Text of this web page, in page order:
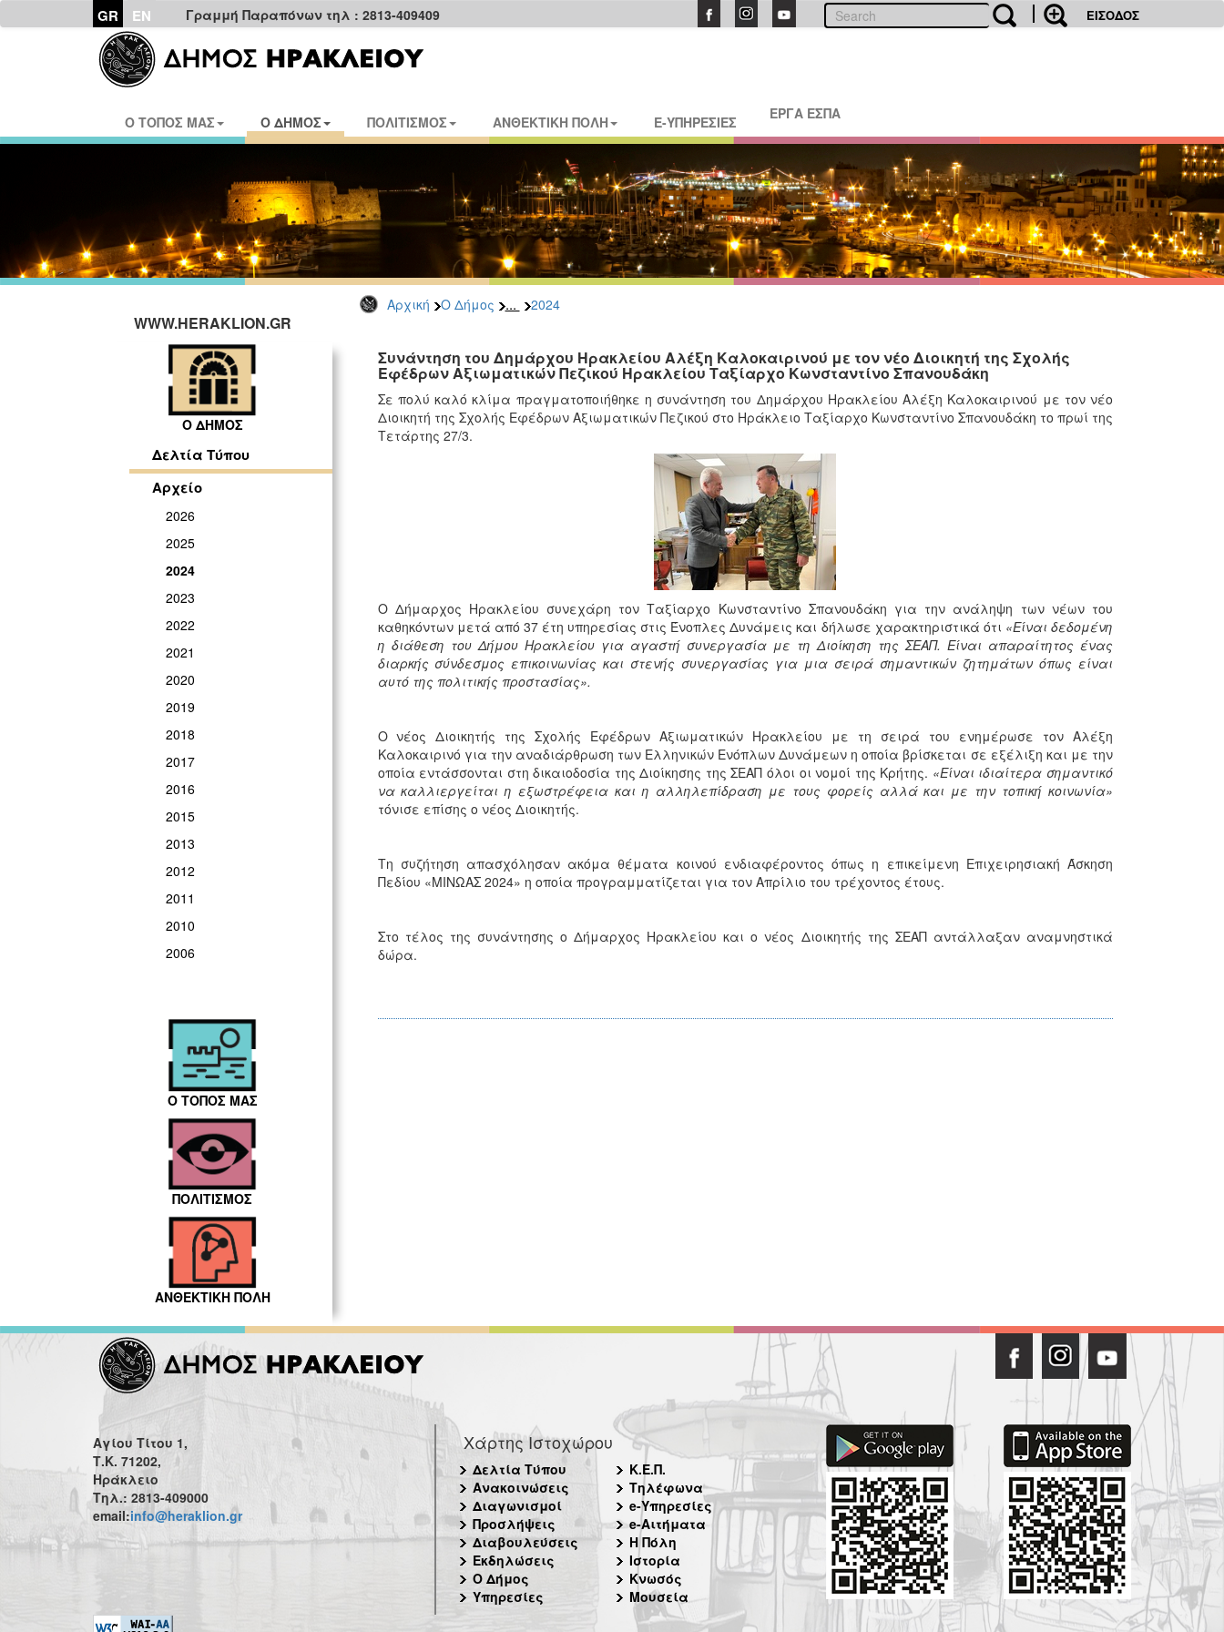
GR EN Γραμμή Παραπόνων τηλ : 2813-409409 ΕΙΣΟΔΟΣ
Ο ΤΟΠΟΣ ΜΑΣ Ο ΔΗΜΟΣ ΠΟΛΙΤΙΣΜΟΣ ΑΝΘΕΚΤΙΚΗ ΠΟΛΗ E-ΥΠΗΡΕΣΙΕΣ ΕΡΓΑ ΕΣΠΑ
Αρχική Ο Δήμος ... 2024
WWW.HERAKLION.GR
Ο ΔΗΜΟΣ
Δελτία Τύπου
Αρχείο
2026
2025
2024
2023
2022
2021
2020
2019
2018
2017
2016
2015
2013
2012
2011
2010
2006
Ο ΤΟΠΟΣ ΜΑΣ
ΠΟΛΙΤΙΣΜΟΣ
ΑΝΘΕΚΤΙΚΗ ΠΟΛΗ
Συνάντηση του Δημάρχου Ηρακλείου Αλέξη Καλοκαιρινού με τον νέο Διοικητή της Σχολής
Εφέδρων Αξιωματικών Πεζικού Ηρακλείου Ταξίαρχο Κωνσταντίνο Σπανουδάκη
Σε πολύ καλό κλίμα πραγματοποιήθηκε η συνάντηση του Δημάρχου Ηρακλείου Αλέξη Καλοκαιρινού με τον νέο
Διοικητή της Σχολής Εφέδρων Αξιωματικών Πεζικού στο Ηράκλειο Ταξίαρχο Κωνσταντίνο Σπανουδάκη το πρωί της
Τετάρτης 27/3.
Ο Δήμαρχος Ηρακλείου συνεχάρη τον Ταξίαρχο Κωνσταντίνο Σπανουδάκη για την ανάληψη των νέων του
καθηκόντων μετά από 37 έτη υπηρεσίας στις Ένοπλες Δυνάμεις και δήλωσε χαρακτηριστικά ότι «Είναι δεδομένη
η διάθεση του Δήμου Ηρακλείου για αγαστή συνεργασία με τη Διοίκηση της ΣΕΑΠ. Είναι απαραίτητος ένας
διαρκής σύνδεσμος επικοινωνίας και στενής συνεργασίας για μια σειρά σημαντικών ζητημάτων όπως είναι
αυτό της πολιτικής προστασίας».
Ο νέος Διοικητής της Σχολής Εφέδρων Αξιωματικών Ηρακλείου με τη σειρά του ενημέρωσε τον Αλέξη
Καλοκαιρινό για την αναδιάρθρωση των Ελληνικών Ενόπλων Δυνάμεων η οποία βρίσκεται σε εξέλιξη και με την
οποία εντάσσονται στη δικαιοδοσία της Διοίκησης της ΣΕΑΠ όλοι οι νομοί της Κρήτης. «Είναι ιδιαίτερα σημαντικό
να καλλιεργείται η εξωστρέφεια και η αλληλεπίδραση με τους φορείς αλλά και με την τοπική κοινωνία»
τόνισε επίσης ο νέος Διοικητής.
Τη συζήτηση απασχόλησαν ακόμα θέματα κοινού ενδιαφέροντος όπως η επικείμενη Επιχειρησιακή Άσκηση
Πεδίου «ΜΙΝΩΑΣ 2024» η οποία προγραμματίζεται για τον Απρίλιο του τρέχοντος έτους.
Στο τέλος της συνάντησης ο Δήμαρχος Ηρακλείου και ο νέος Διοικητής της ΣΕΑΠ αντάλλαξαν αναμνηστικά
δώρα.
Αγίου Τίτου 1,
Τ.Κ. 71202,
Ηράκλειο
Τηλ.: 2813-409000
email:info@heraklion.gr
Χάρτης Ιστοχώρου
Δελτία Τύπου
Ανακοινώσεις
Διαγωνισμοί
Προσλήψεις
Διαβουλεύσεις
Εκδηλώσεις
Ο Δήμος
Υπηρεσίες
Κ.Ε.Π.
Τηλέφωνα
e-Υπηρεσίες
e-Αιτήματα
Η Πόλη
Ιστορία
Κνωσός
Μουσεία